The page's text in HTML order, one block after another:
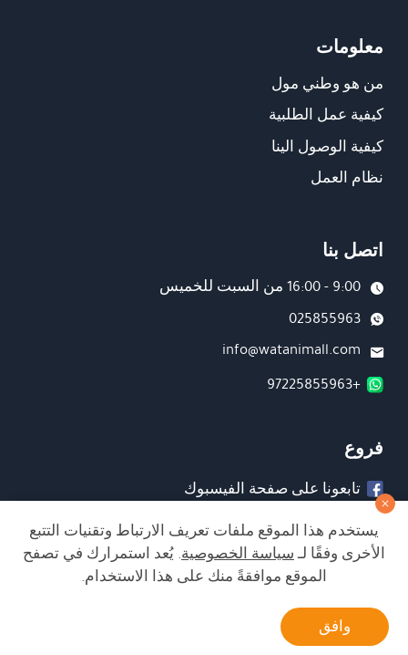
معلومات
من هو وطني مول
كيفية عمل الطلبية
كيفية الوصول الينا
نظام العمل
اتصل بنا
9:00 - 16:00 من السبت للخميس
025855963
info@watanimall.com
+97225855963
فروع
تابعونا على صفحة الفيسبوك
الشراء من الموقع آمن ويلبي أعلى معايير الأمان
Developed by Matat Technologies ltd
يستخدم هذا الموقع ملفات تعريف الارتباط وتقنيات التتبع
الأخرى وفقًا لـسياسة الخصوصية. يُعد استمرارك في تصفح
الموقع موافقةً منك على هذا الاستخدام.
وافق